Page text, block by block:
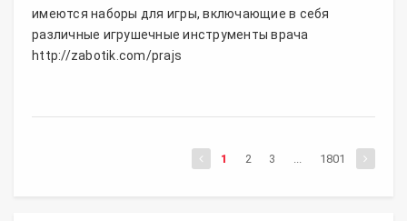
имеются наборы для игры, включающие в себя
различные игрушечные инструменты врача
http://zabotik.com/prajs
1 2 3 1801